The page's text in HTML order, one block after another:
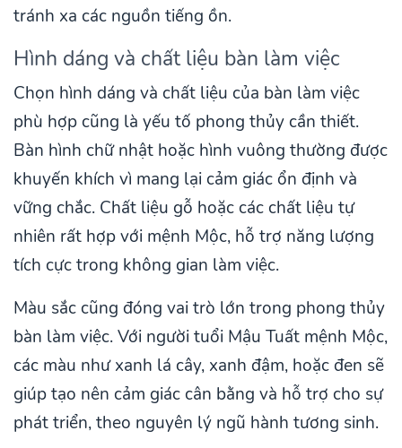
tránh xa các nguồn tiếng ồn.
Hình dáng và chất liệu bàn làm việc
Chọn hình dáng và chất liệu của bàn làm việc
phù hợp cũng là yếu tố phong thủy cần thiết.
Bàn hình chữ nhật hoặc hình vuông thường được
khuyến khích vì mang lại cảm giác ổn định và
vững chắc. Chất liệu gỗ hoặc các chất liệu tự
nhiên rất hợp với mệnh Mộc, hỗ trợ năng lượng
tích cực trong không gian làm việc.
Màu sắc cũng đóng vai trò lớn trong phong thủy
bàn làm việc. Với người tuổi Mậu Tuất mệnh Mộc,
các màu như xanh lá cây, xanh đậm, hoặc đen sẽ
giúp tạo nên cảm giác cân bằng và hỗ trợ cho sự
phát triển, theo nguyên lý ngũ hành tương sinh.